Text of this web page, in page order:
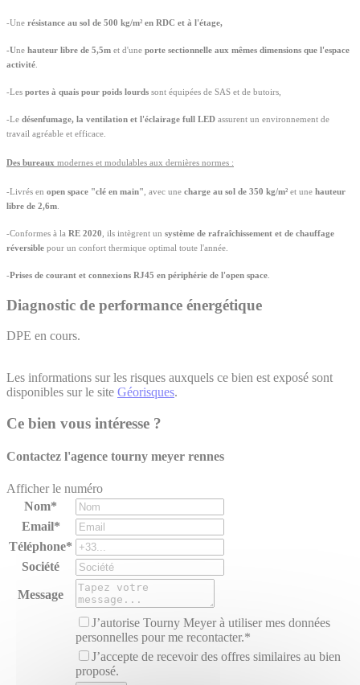
-Une résistance au sol de 500 kg/m² en RDC et à l'étage,
-Une hauteur libre de 5,5m et d'une porte sectionnelle aux mêmes dimensions que l'espace
activité
-Les portes à quais pour poids lourds sont équipées de SAS et de butoirs,
-Le désenfumage, la ventilation et l'éclairage full LED assurent un environnement de
travail agréable et efficace.
Des bureaux modernes et modulables aux dernières normes :
-Livrés en open space "clé en main" , avec une charge au sol de 350 kg/m² et une hauteur
libre de 2,6m
-Conformes à la RE 2020 , ils intègrent un système de rafraîchissement et de chauffage
réversible pour un confort thermique optimal toute l'année.
-Prises de courant et connexions RJ45 en périphérie de l'open space
Diagnostic de performance énergétique
DPE en cours.
Les informations sur les risques auxquels ce bien est exposé sont
disponibles sur le site Géorisques.
Ce bien vous intéresse ?
Contactez l'agence tourny meyer rennes
Afficher le numéro
Nom*
Email*
Téléphone*
Société
Message
J’autorise Tourny Meyer à utiliser mes données
personnelles pour me recontacter.*
J’accepte de recevoir des offres similaires au bien
proposé.